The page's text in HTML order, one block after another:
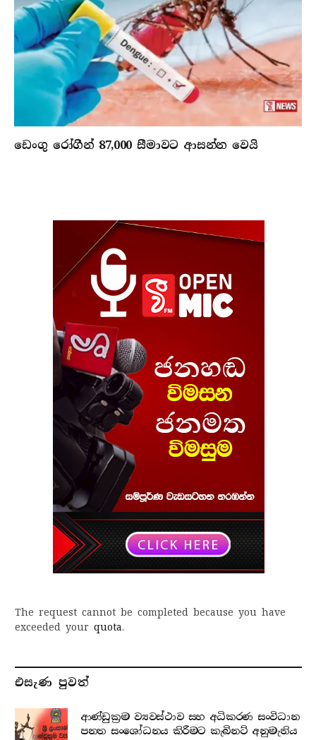
ඩෙංගු රෝගීන් 87,000 සීමාවට ආසන්න වෙයි
The request cannot be completed because you have
exceeded your quota.
එසැණ පුව​ත්
ආණ්ඩුක්‍රම ව්‍යවස්ථාව සහ අධිකරණ සංවිධාන
පනත සංශෝධනය කිරීමට කැබිනට් අනුමැතිය